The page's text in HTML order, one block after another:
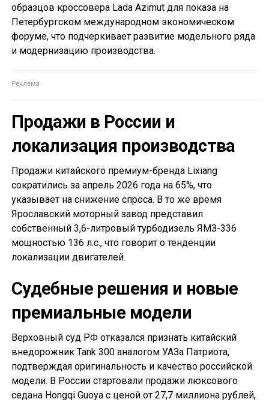
образцов кроссовера Lada Azimut для показа на
Петербургском международном экономическом
форуме, что подчеркивает развитие модельного ряда
и модернизацию производства.
Продажи в России и
локализация производства
Продажи китайского премиум-бренда Lixiang
сократились за апрель 2026 года на 65%, что
указывает на снижение спроса. В то же время
Ярославский моторный завод представил
собственный 3,6-литровый турбодизель ЯМЗ-336
мощностью 136 л.с., что говорит о тенденции
локализации двигателей.
Судебные решения и новые
премиальные модели
Верховный суд РФ отказался признать китайский
внедорожник Tank 300 аналогом УАЗа Патриота,
подтверждая оригинальность и качество российской
модели. В России стартовали продажи люксового
седана Hongqi Guoya с ценой от 27,7 миллиона рублей,